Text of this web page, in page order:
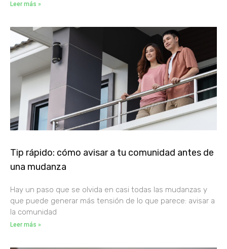
Leer más »
Tip rápido: cómo avisar a tu comunidad antes de
una mudanza
Hay un paso que se olvida en casi todas las mudanzas y
que puede generar más tensión de lo que parece: avisar a
la comunidad
Leer más »